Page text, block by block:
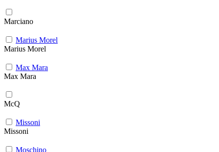
Marciano
Marius Morel
Marius Morel
Max Mara
Max Mara
McQ
Missoni
Missoni
Moschino